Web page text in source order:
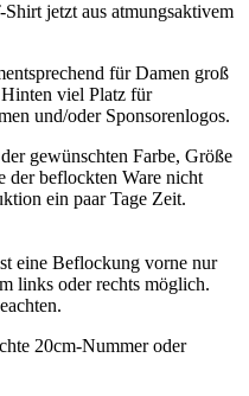
jetzt aus atmungsaktivem
für Damen groß
viel Platz für
und/oder Sponsorenlogos.
gewünschten Farbe, Größe
der beflockten Ware nicht
ein paar Tage Zeit.
eine Beflockung vorne nur
links oder rechts möglich.
20cm-Nummer oder